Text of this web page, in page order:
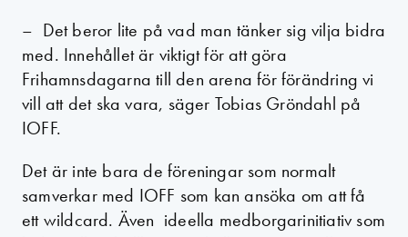
– Det beror lite på vad man tänker sig vilja bidra
med. Innehållet är viktigt för att göra
Frihamnsdagarna till den arena för förändring vi
vill att det ska vara, säger Tobias Gröndahl på
IOFF.
Det är inte bara de föreningar som normalt
samverkar med IOFF som kan ansöka om att få
ett wildcard. Även ideella medborgarinitiativ som